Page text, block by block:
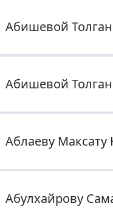
Абишевой
Абишевой
Аблаеву Максату
Абулхайрову